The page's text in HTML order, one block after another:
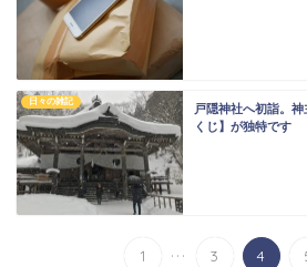
日々の雑記
戸隠神社へ初詣。
くじ】が独特です
1 ... 3 4